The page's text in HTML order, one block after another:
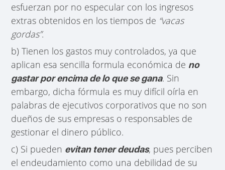
esfuerzan por no especular con los ingresos
extras obtenidos en los tiempos de “vacas
gordas”.
b) Tienen los gastos muy controlados, ya que
aplican esa sencilla formula económica de no
gastar por encima de lo que se gana. Sin
embargo, dicha fórmula es muy difícil oírla en
palabras de ejecutivos corporativos que no son
dueños de sus empresas o responsables de
gestionar el dinero público.
c) Si pueden evitan tener deudas, pues perciben
el endeudamiento como una debilidad de su